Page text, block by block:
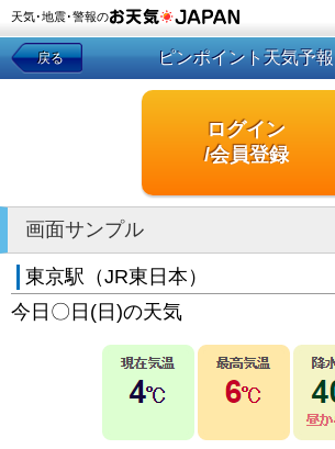
天気･地震･警報の
戻る ピンポイント天気予報
ログイン
/会員登録
画面サンプル
東京駅（JR東日本）
今日〇日(日)の天気